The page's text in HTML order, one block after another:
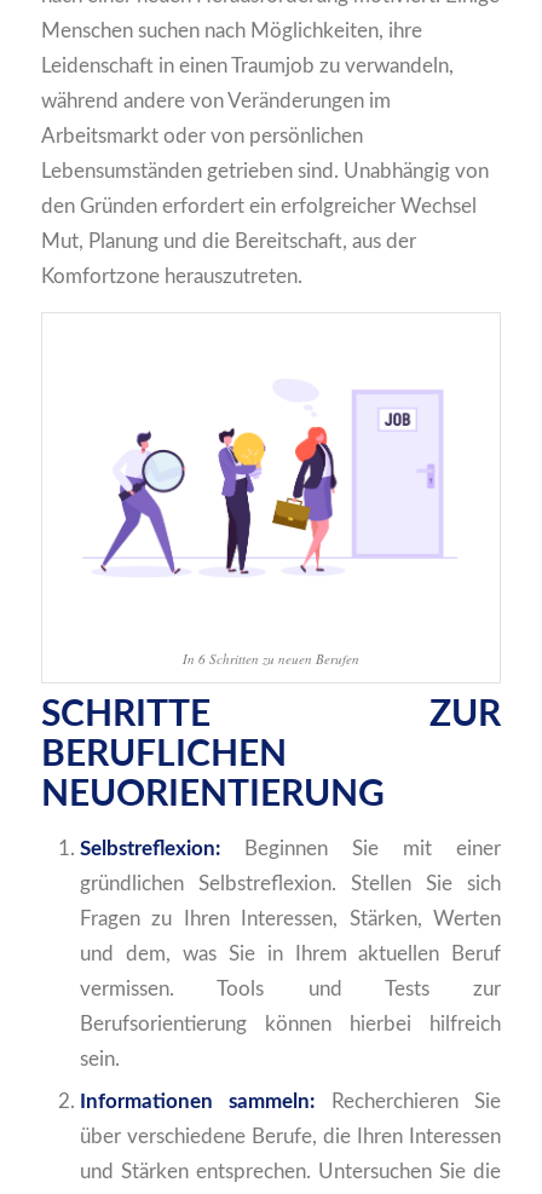
Menschen suchen nach Möglichkeiten, ihre
Leidenschaft in einen Traumjob zu verwandeln,
während andere von Veränderungen im
Arbeitsmarkt oder von persönlichen
Lebensumständen getrieben sind. Unabhängig von
den Gründen erfordert ein erfolgreicher Wechsel
Mut, Planung und die Bereitschaft, aus der
Komfortzone herauszutreten.
In 6 Schritten zu neuen Berufen
SCHRITTE ZUR
BERUFLICHEN
NEUORIENTIERUNG
Selbstreflexion:Beginnen Sie mit einer
gründlichen Selbstreflexion. Stellen Sie sich
Fragen zu Ihren Interessen, Stärken, Werten
und dem, was Sie in Ihrem aktuellen Beruf
vermissen. Tools und Tests zur
Berufsorientierung können hierbei hilfreich
sein.
Informationen sammeln: Recherchieren Sie
über verschiedene Berufe, die Ihren Interessen
und Stärken entsprechen. Untersuchen Sie die